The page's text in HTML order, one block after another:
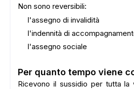
Non sono reversibili:
l'assegno di invalidità
l'indennità di
l'assegno sociale
Per quanto tempo viene
Ricevono il sussidio per tutta la